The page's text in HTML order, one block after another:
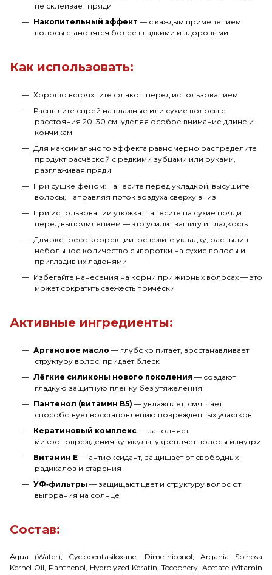
не склеивает пряди
Накопительный эффект — с каждым применением
волосы становятся более гладкими и здоровыми
Как использовать:
Хорошо встряхните флакон перед использованием
Распылите спрей на влажные или сухие волосы с
расстояния 20–30 см, уделяя особое внимание длине и
кончикам
Для максимального эффекта равномерно распределите
продукт расчёской с редкими зубцами или руками,
разглаживая пряди
При сушке феном: нанесите перед укладкой, высушите
волосы, направляя поток воздуха сверху вниз
При использовании утюжка: нанесите на сухие пряди
перед выпрямлением — это усилит защиту и гладкость
Для экспресс‑коррекции: освежите укладку, распылив
небольшое количество сыворотки на сухие волосы и
пригладив их ладонями
Избегайте нанесения на корни при жирных волосах — это
может сократить свежесть причёски
Активные ингредиенты:
Аргановое масло — глубоко питает, восстанавливает
структуру волос, придаёт блеск
Лёгкие силиконы нового поколения — создают
гладкую защитную плёнку без утяжеления
Пантенол (витамин B5) — увлажняет, смягчает,
способствует восстановлению повреждённых участков
Кератиновый комплекс — заполняет
микроповреждения кутикулы, укрепляет волосы изнутри
Витамин E — антиоксидант, защищает от свободных
радикалов и старения
УФ‑фильтры — защищают цвет и структуру волос от
выгорания на солнце
Состав:
Aqua (Water), Cyclopentasiloxane, Dimethiconol, Argania Spinosa
Kernel Oil, Panthenol, Hydrolyzed Keratin, Tocopheryl Acetate (Vitamin